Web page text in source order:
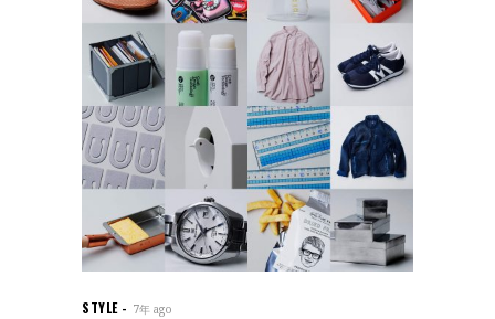
STYLE 7年 ago